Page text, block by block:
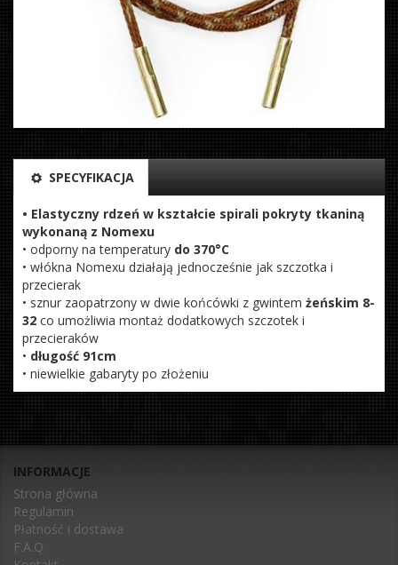
SPECYFIKACJA
• Elastyczny rdzeń w kształcie spirali pokryty tkaniną
wykonaną z Nomexu
• odporny na temperatury do 370°C
• włókna Nomexu działają jednocześnie jak szczotka i
przecierak
• sznur zaopatrzony w dwie końcówki z gwintem żeńskim 8-
32 co umożliwia montaż dodatkowych szczotek i
przecieraków
• długość 91cm
• niewielkie gabaryty po złożeniu
INFORMACJE
Strona główna
Regulamin
Płatność i dostawa
F.A.Q.